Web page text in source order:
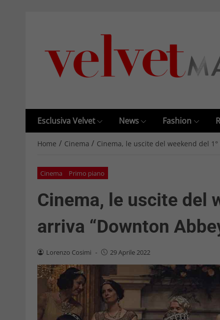
Esclusiva Velvet News Fashion
Home / Cinema / Cinema, le uscite del weekend del
Cinema Primo piano
Cinema, le uscite del
arriva “Downton
Lorenzo Cosimi - 29 Aprile 2022